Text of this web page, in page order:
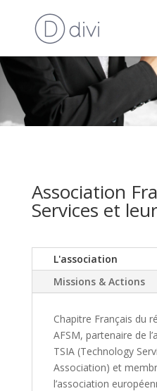
Association
Services et
L'association
Missions & Actions
Chapitre Français du
AFSM, partenaire de
TSIA (Technology
Association) et
l’association